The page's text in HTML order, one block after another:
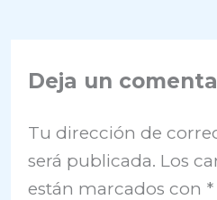
Deja un
Tu dirección de
será publicada. Los
están marcados con *